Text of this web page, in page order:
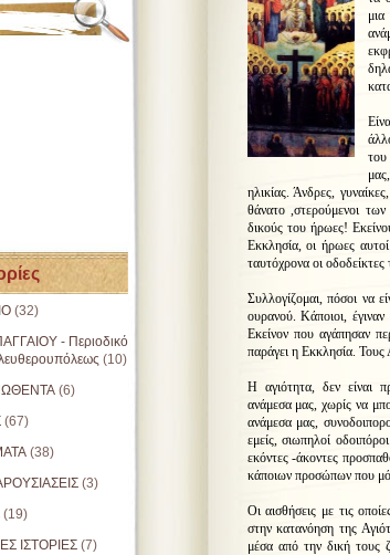
(32)
- Περιοδικό
(10)
(6)
(67)
(38)
(3)
(19)
ΙΣΤΟΡΙΕΣ (7)
του
ηλικίας. Άνδρες,
θάνατο ,στερούμενοι
δικούς του ήρωες!
Εκκλησία, οι ήρωες
ταυτόχρονα οι
Συλλογίζομαι, πόσοι να
ουρανού. Κάποιοι,
Εκείνον που αγάπησαν
παράγει η Εκκλησία. Τους
Η αγιότητα, δεν είναι
ανάμεσα μας, χωρίς να
ανάμεσα μας,
εμείς, σιωπηλοί
εκόντες -άκοντες
κάποιων προσώπων που
Οι αισθήσεις με τις
στην κατανόηση της
μέσα από την δική τους